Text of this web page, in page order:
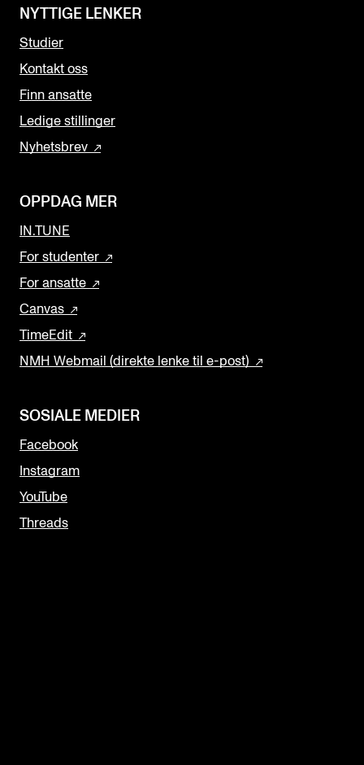
NYTTIGE LENKER
Studier
Kontakt oss
Finn ansatte
Ledige stillinger
Nyhetsbrev
OPPDAG MER
IN.TUNE
For studenter
For ansatte
Canvas
TimeEdit
NMH Webmail (direkte lenke til e-post)
SOSIALE MEDIER
Facebook
Instagram
YouTube
Threads